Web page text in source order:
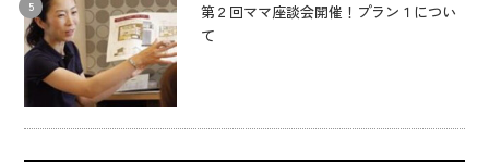
第２回ママ座談会開催！プラン１につい
て